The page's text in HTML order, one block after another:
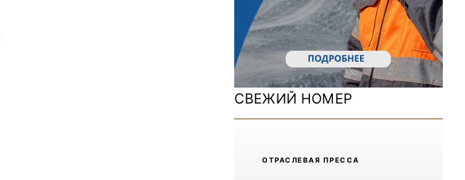
В помощь шахтёру 2024
Уголь России и Майнинг 2024
Mining World Russia 2024
СВЕЖИЙ НОМЕР
ОТРАCЛЕВАЯ ПРЕССА